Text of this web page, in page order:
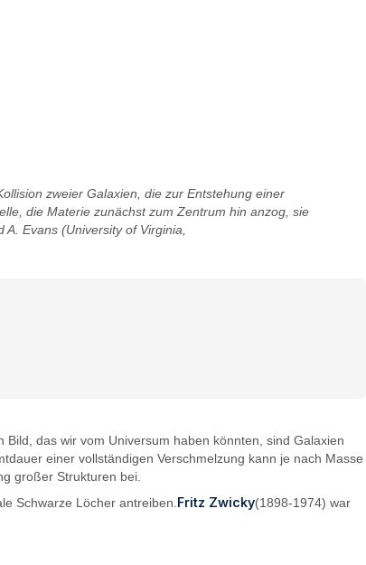
zweier Galaxien, die zur Entstehung einer
die Materie zunächst zum Zentrum hin anzog, sie
A. Evans (University of Virginia,
das wir vom Universum haben könnten, sind Galaxien
einer vollständigen Verschmelzung kann je nach Masse
großer Strukturen bei.
Schwarze Löcher antreiben. Fritz Zwicky(1898-1974) war